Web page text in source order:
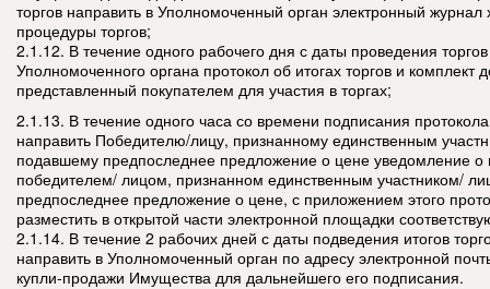
торгов направить в Уполномоченный орган электронный
процедуры торгов;
2.1.12. В течение одного рабочего дня с даты проведения
Уполномоченного органа протокол об итогах торгов и комплект
представленный покупателем для участия в торгах;
2.1.13. В течение одного часа со времени подписания протокола
направить Победителю/лицу, признанному единственным
подавшему предпоследнее предложение о цене уведомление о
победителем/ лицом, признанном единственным участником/
предпоследнее предложение о цене, с приложением этого
разместить в открытой части электронной площадки
2.1.14. В течение 2 рабочих дней с даты подведения итогов
направить в Уполномоченный орган по адресу электронной
купли-продажи Имущества для дальнейшего его подписания.